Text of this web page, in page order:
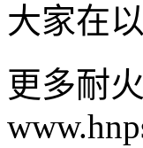
大家在
更多耐